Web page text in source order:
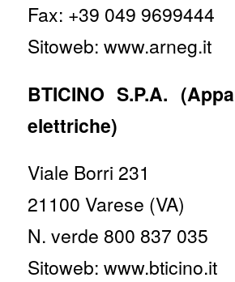
Fax: +39 049 9699444
Sitoweb: www.arneg.it
BTICINO S.P.A.
elettriche)
Viale Borri 231
21100 Varese (VA)
N. verde 800 837 035
Sitoweb: www.bticino.it